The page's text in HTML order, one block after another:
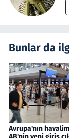
Bunlar da
Avrupa'nın